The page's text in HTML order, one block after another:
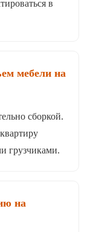
в
мебели на
сборкой.
грузчиками.
на